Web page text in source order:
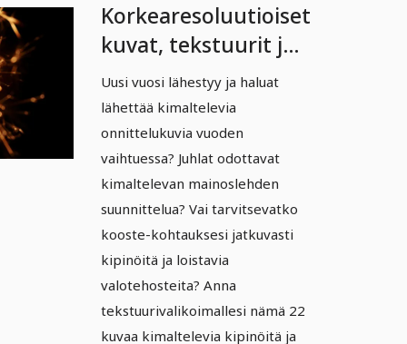
Korkearesoluutioiset
kuvat, tekstuurit ja
overlay:t: Kirkkaat
pisteet, kipinät,
valoefektit 4
Uusi vuosi lähestyy ja haluat
lähettää kimaltelevia
onnittelukuvia vuoden
vaihtuessa? Juhlat odottavat
kimaltelevan mainoslehden
suunnittelua? Vai tarvitsevatko
kooste-kohtauksesi jatkuvasti
kipinöitä ja loistavia
valotehosteita? Anna
tekstuurivalikoimallesi nämä 22
kuvaa kimaltelevia kipinöitä ja